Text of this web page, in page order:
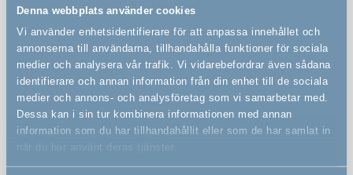
Denna webbplats använder cookies
Vi använder enhetsidentifierare för att anpassa innehållet och
annonserna till användarna, tillhandahålla funktioner för sociala
medier och analysera vår trafik. Vi vidarebefordrar även sådana
identifierare och annan information från din enhet till de sociala
medier och annons- och analysföretag som vi samarbetar med.
Dessa kan i sin tur kombinera informationen med annan
information som du har tillhandahållit eller som de har samlat in
när du har använt deras tjänster.
Funktioner
Potta med spolljud by BabyDan
Gör dig av med blöjan och lär ditt barn hur man
använder en toalett